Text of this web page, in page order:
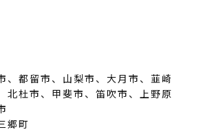
、都留市、山梨市、大月市、韮崎
北杜市、甲斐市、笛吹市、上野原
郷町